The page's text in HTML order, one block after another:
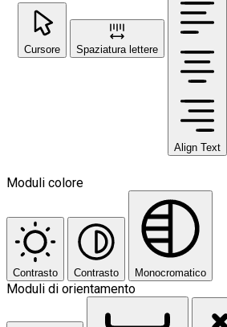
Cursore Spaziatura lettere
Align Text
Moduli colore
Contrasto Contrasto Monocromatico
Moduli di orientamento